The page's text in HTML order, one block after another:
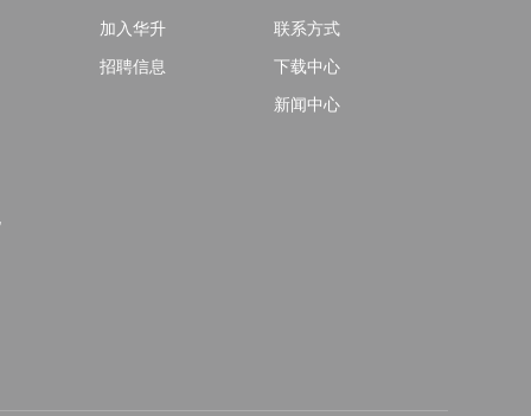
加入华升
招聘信息
联系方式
下载中心
新闻中心